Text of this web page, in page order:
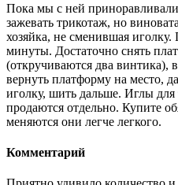
Пока мы с ней
зажевать трикотаж, но
хозяйка, не сменившая
минуты. Достаточно снять
(откручиваются два винтика),
вернуть платформу на место,
иголку, шить дальше. Иглы
продаются отдельно. Купите
меняются они легче легкого.
Комментарий